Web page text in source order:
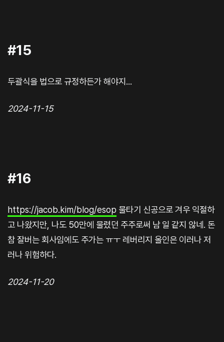
#15
두괄식을 법으로 규정하든가 해야지...
2024-11-15
#16
https://jacob.kim/blog/esop 물타기 신공으로 겨우 익절하
고 나왔지만, 나도 50만에 물렸던 주주로써 남 일 같지 않네. 돈
참 잘버는 회사임에도 주가는 ㅠㅜ 레버리지 올인은 이러나 저
러나 위험하다.
2024-11-20